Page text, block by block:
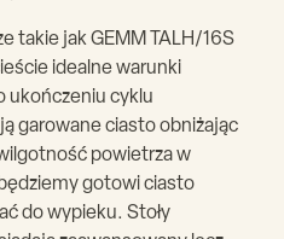
takie jak GEMM TALH/16S
idealne warunki
ukończeniu cyklu
garowane ciasto obniżając
powietrza w
gotowi ciasto
do wypieku. Stoły